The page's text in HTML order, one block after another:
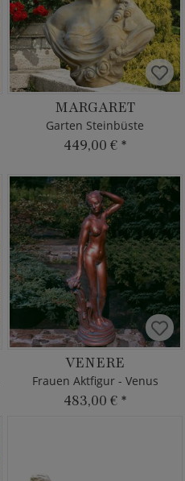
MARGARET
Garten Steinbüste
449,00 € *
VENERE
Frauen Aktfigur - Venus
483,00 € *